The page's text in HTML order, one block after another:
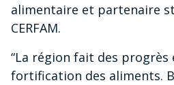
alimentaire et partenaire
CERFAM.
“La région fait des progrès
fortification des aliments.